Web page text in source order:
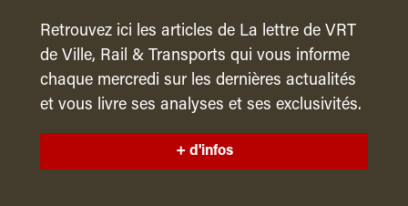
Retrouvez ici les articles de La lettre de VRT
de Ville, Rail & Transports qui vous informe
chaque mercredi sur les dernières actualités
et vous livre ses analyses et ses exclusivités.
+ d'infos